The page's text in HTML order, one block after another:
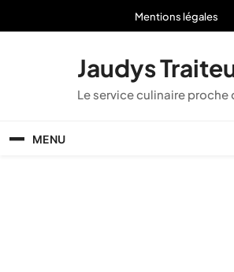
Mentions légales
Jaudys
Le service culinaire proche
MENU